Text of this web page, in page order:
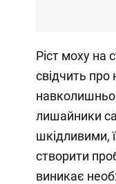
Ріст моху на
свідчить про
лишайники
шкідливими,
створити
виникає